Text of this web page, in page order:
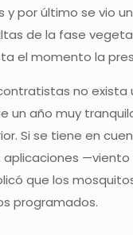
por último se vio
de la fase
el momento la
no
un año muy
Si se tiene en
que los
programados.